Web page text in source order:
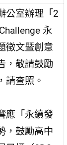
公室辦理「2
永
徵文暨創意
，敬請鼓勵
請查照。
應「永續發
，鼓勵高中